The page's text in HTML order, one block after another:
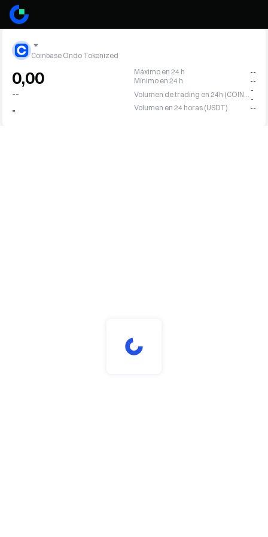
Coinbase Ondo Tokenized
0,00
--
-
Máximo en 24 h
--
Mínimo en 24 h
--
-
-
Volumen en 24 horas (USDT)
--